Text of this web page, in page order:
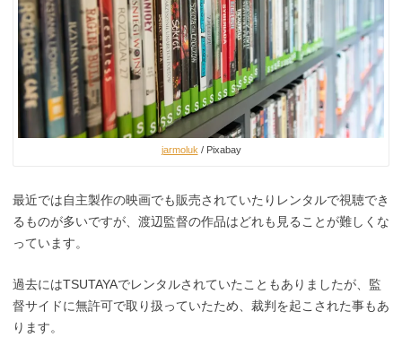
jarmoluk / Pixabay
最近では自主製作の映画でも販売されていたりレンタルで視聴でき
るものが多いですが、渡辺監督の作品はどれも見ることが難しくな
っています。
過去にはTSUTAYAでレンタルされていたこともありましたが、監
督サイドに無許可で取り扱っていたため、裁判を起こされた事もあ
ります。